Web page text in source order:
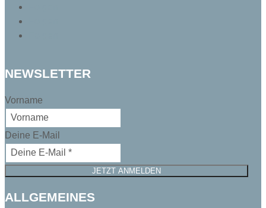
NEWSLETTER
Vorname
Deine E-Mail
JETZT ANMELDEN
ALLGEMEINES